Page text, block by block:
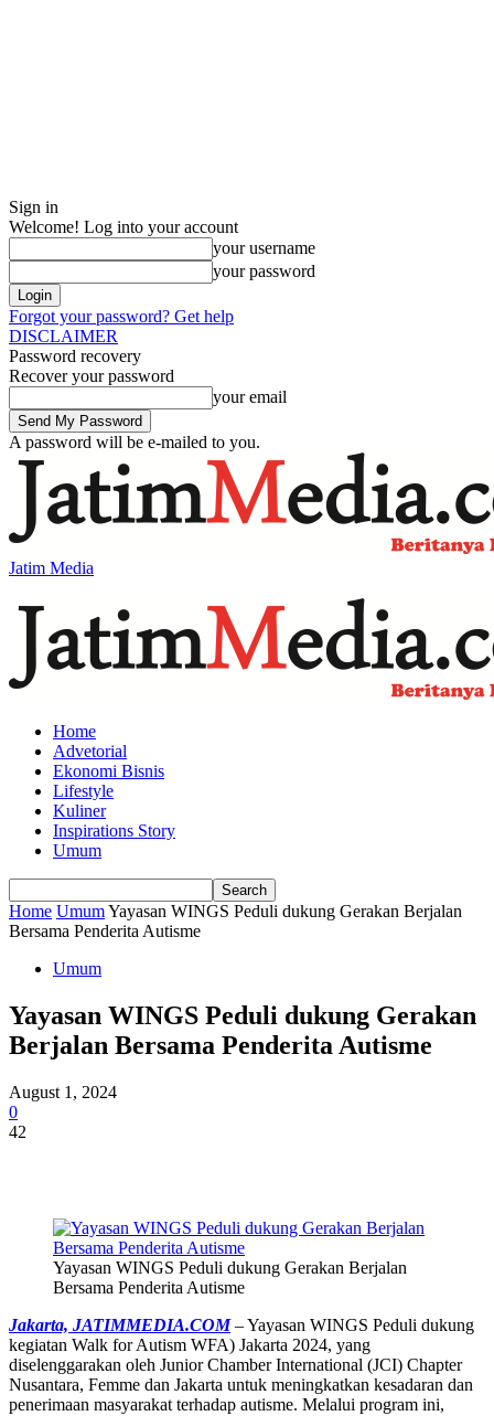
Sign in
Welcome! Log into your account
your username
your password
Forgot your password? Get help
DISCLAIMER
Password recovery
Recover your password
your email
A password will be e-mailed to you.
Jatim Media
Home
Advetorial
Ekonomi Bisnis
Lifestyle
Kuliner
Inspirations Story
Umum
Home UmumYayasan WINGS Peduli dukung Gerakan Berjalan
Bersama Penderita Autisme
Umum
Yayasan WINGS Peduli dukung Gerakan
Berjalan Bersama Penderita Autisme
August 1, 2024
0
42
Yayasan WINGS Peduli dukung Gerakan Berjalan
Bersama Penderita Autisme
Jakarta, JATIMMEDIA.COM– Yayasan WINGS Peduli dukung
kegiatan Walk for Autism WFA) Jakarta 2024, yang
diselenggarakan oleh Junior Chamber International (JCI) Chapter
Nusantara, Femme dan Jakarta untuk meningkatkan kesadaran dan
penerimaan masyarakat terhadap autisme. Melalui program ini,